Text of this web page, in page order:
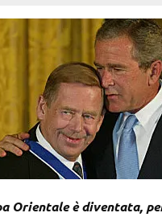
Orientale è diventata,